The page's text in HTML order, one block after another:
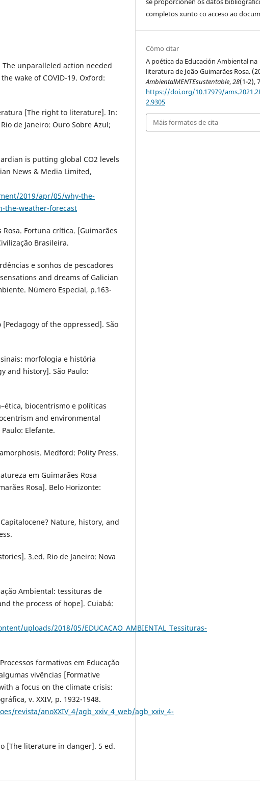
unparalleled action needed
wake of COVID-19. Oxford:
[The right to literature]. In:
de Janeiro: Ouro Sobre Azul;
is putting global CO2 levels
News & Media Limited,
2019/apr/05/why-the-
the-weather-forecast
Rosa. Fortuna crítica. [Guimarães
Brasileira.
e sonhos de pescadores
and dreams of Galician
Número Especial, p.163-
of the oppressed]. São
morfologia e história
and history]. São Paulo:
biocentrismo e políticas
and environmental
Elefante.
Medford: Polity Press.
em Guimarães Rosa
Rosa]. Belo Horizonte:
Nature, history, and
3.ed. Rio de Janeiro: Nova
Ambiental: tessituras de
the process of hope]. Cuiabá:
uploads/2018/05/EDUCACAO_AMBIENTAL_Tessituras-
formativos em Educação
vivências [Formative
a focus on the climate crisis:
v. XXIV, p. 1932-1948.
revista/anoXXIV_4/agb_xxiv_4_web/agb_xxiv_4-
[The literature in danger]. 5 ed.
completos xunto co acceso ao
Cómo citar
A poética da Educación Ambiental na
literatura de João Guimarães Rosa.
AmbientalMENTEsustentable,28(1-2),
https://doi.org/10.17979/
2.9305
Máis formatos de cita